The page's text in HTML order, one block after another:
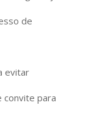
de
evitar
convite para